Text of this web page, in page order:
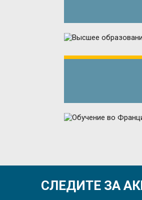
СЛЕДИТЕ ЗА